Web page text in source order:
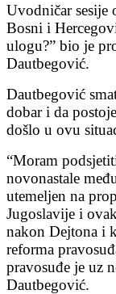
Uvodničar sesije
Bosni i
ulogu?” bio je
Dautbegović.
Dautbegović
dobar i da
došlo u ovu
“Moram
novonastale
utemeljen na
Jugoslavije i
nakon Dejtona i
reforma
pravosuđe je uz
Dautbegović.